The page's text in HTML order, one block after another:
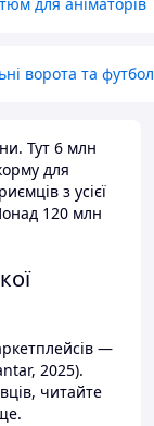
ворота та
Тут 6 млн
для
з усієї
120 млн
—
2025).
читайте